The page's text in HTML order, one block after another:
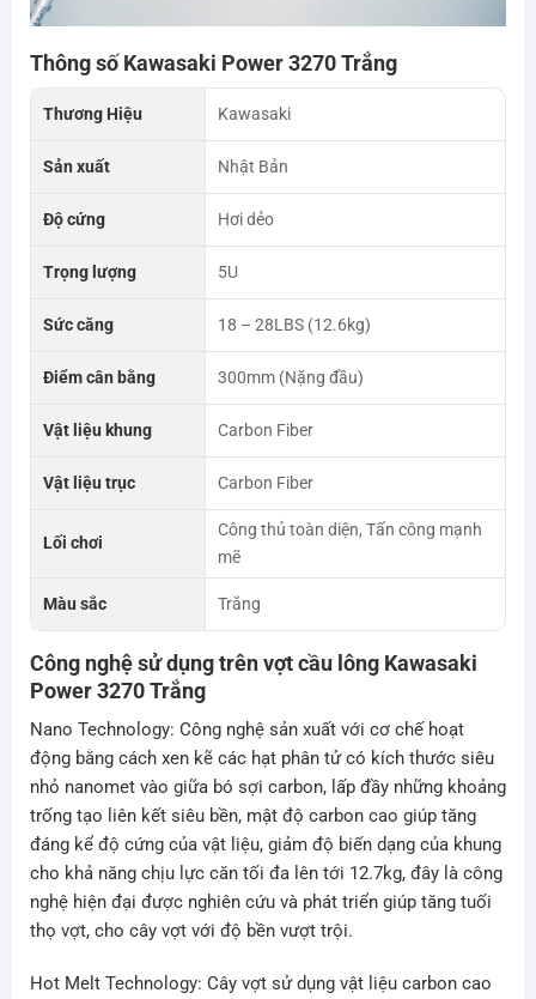
Thông số Kawasaki Power 3270 Trắng
Thương Hiệu Kawasaki
Sản xuất Nhật Bản
Độ cứng Hơi dẻo
Trọng lượng 5U
Sức căng 18 – 28LBS (12.6kg)
Điểm cân bằng 300mm (Nặng đầu)
Vật liệu khung Carbon Fiber
Vật liệu trục Carbon Fiber
Lối chơi
Công thủ toàn diện, Tấn công mạnh
mẽ
Màu sắc Trắng
Công nghệ sử dụng trên vợt cầu lông Kawasaki
Power 3270 Trắng
Nano Technology: Công nghệ sản xuất với cơ chế hoạt
động bằng cách xen kẽ các hạt phân tử có kích thước siêu
nhỏ nanomet vào giữa bó sợi carbon, lấp đầy những khoảng
trống tạo liên kết siêu bền, mật độ carbon cao giúp tăng
đáng kể độ cứng của vật liệu, giảm độ biến dạng của khung
cho khả năng chịu lực căn tối đa lên tới 12.7kg, đây là công
nghệ hiện đại được nghiên cứu và phát triển giúp tăng tuối
thọ vợt, cho cây vợt với độ bền vượt trội.
Hot Melt Technology: Cây vợt sử dụng vật liệu carbon cao